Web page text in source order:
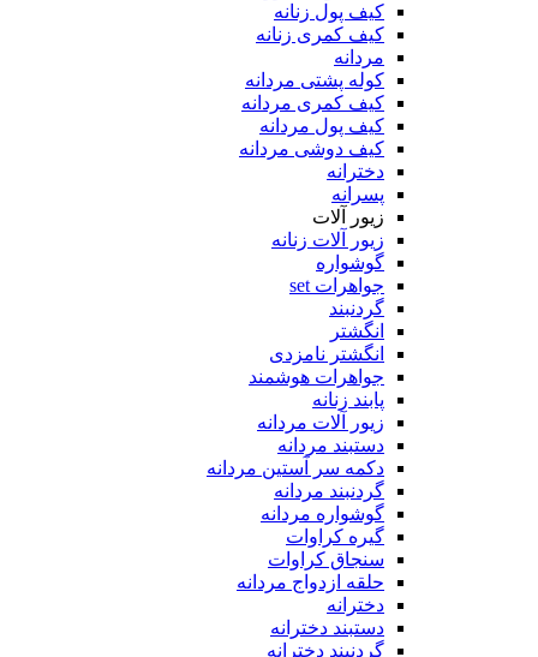
کیف پول زنانه
کیف کمری زنانه
مردانه
کوله پشتی مردانه
کیف کمری مردانه
کیف پول مردانه
کیف دوشی مردانه
دخترانه
پسرانه
زیور آلات
زیور آلات زنانه
گوشواره
جواهرات set
گردنبند
انگشتر
انگشتر نامزدی
جواهرات هوشمند
پابند زنانه
زیور آلات مردانه
دستبند مردانه
دکمه سر آستین مردانه
گردنبند مردانه
گوشواره مردانه
گیره کراوات
سنجاق کراوات
حلقه ازدواج مردانه
دخترانه
دستبند دخترانه
گردنبند دخترانه